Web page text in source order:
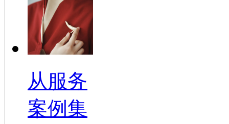
从服务
案例集